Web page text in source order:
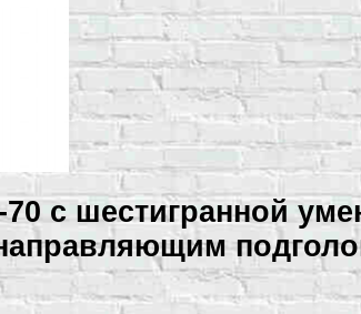
с шестигранной